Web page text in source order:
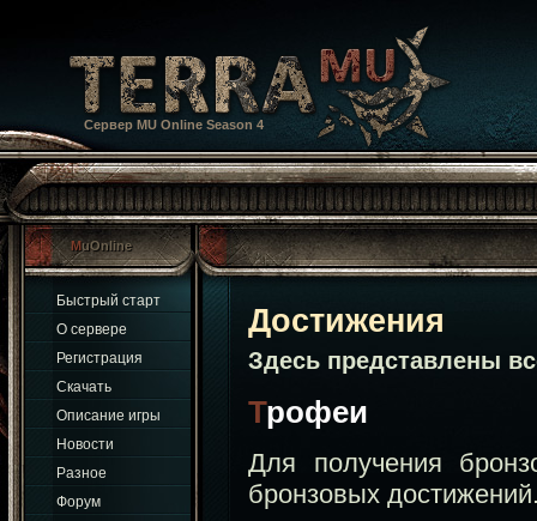
Сервер MU Online Season 4
MuOnline
Быстрый старт
О сервере
Регистрация
Скачать
Описание игры
Новости
Разное
Форум
Достижения
Здесь представлены
Трофеи
Для получения
бронзовых